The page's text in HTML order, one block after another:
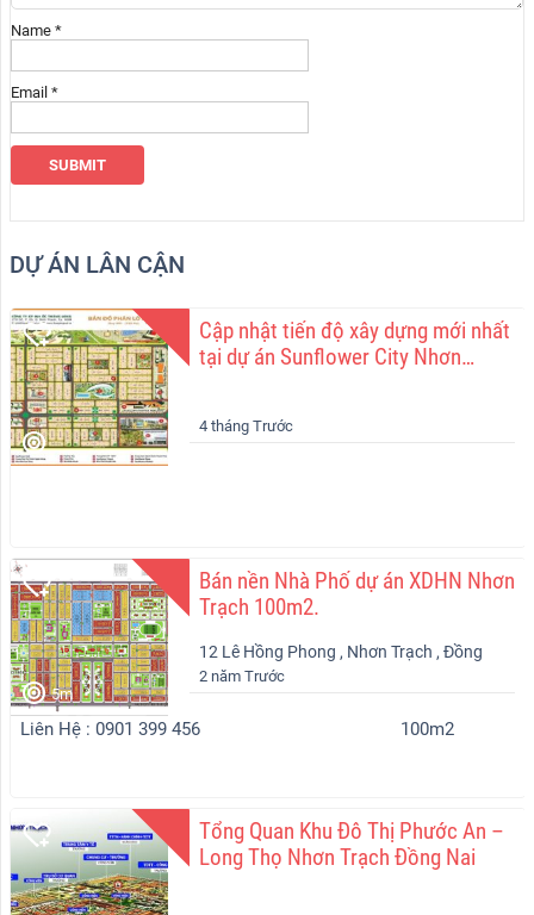
Name *
Email *
DỰ ÁN LÂN CẬN
Cập nhật tiến độ xây dựng mới nhất
tại dự án Sunflower City Nhơn
4 tháng Trước
5m
Bán nền Nhà Phố dự án XDHN Nhơn
Trạch 100m2.
12 Lê Hồng Phong , Nhơn Trạch , Đồng
Nai
2 năm Trước
Liên Hệ : 0901 399 456 100m2
Tổng Quan Khu Đô Thị Phước An –
Long Thọ Nhơn Trạch Đồng Nai